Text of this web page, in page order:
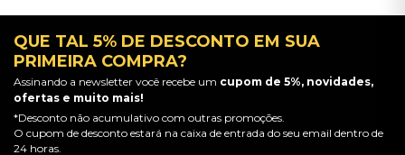
QUE TAL 5% DE DESCONTO EM SUA
PRIMEIRA COMPRA?
Assinando a newsletter você recebe um cupom de 5%, novidades,
ofertas e muito mais!
*Desconto não acumulativo com outras promoções.
O cupom de desconto estará na caixa de entrada do seu email dentro de
24 horas.